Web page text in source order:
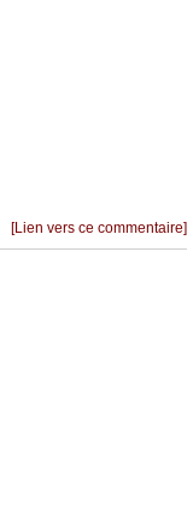
[Lien vers ce commentaire]